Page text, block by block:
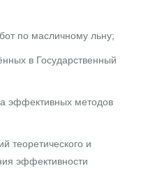
по масличному льну;
в Государственный
эффективных методов
теоретического и
эффективности